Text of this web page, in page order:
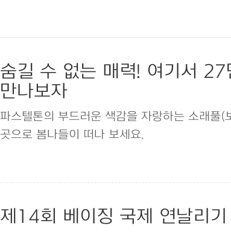
숨길 수 없는 매력! 여기서
만나보자
파스텔톤의 부드러운 색감을 자랑하는 소래풀
곳으로 봄나들이 떠나 보세요.
제14회 베이징 국제 연날리